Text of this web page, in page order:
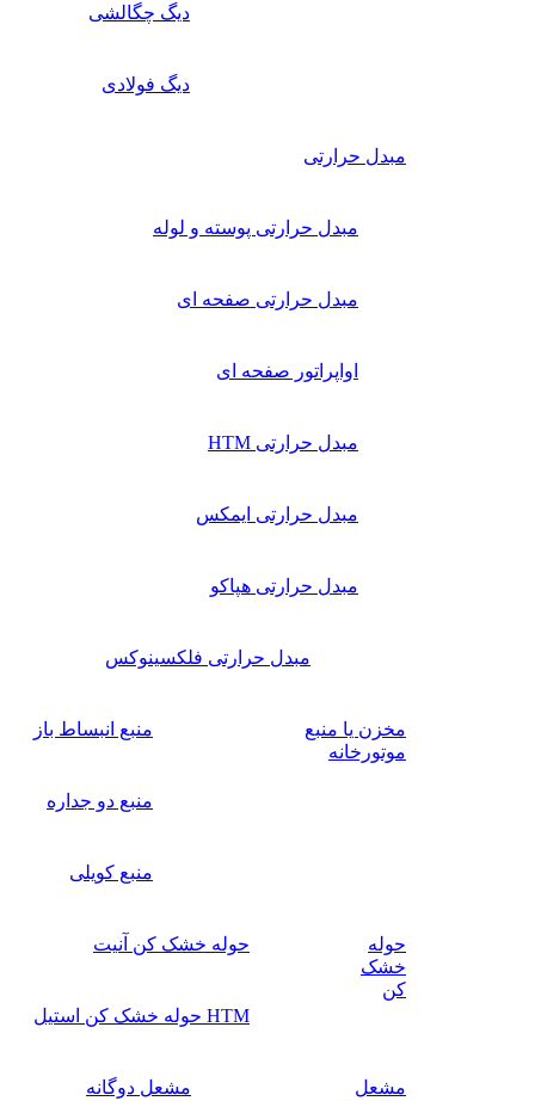
دیگ چگالشی
دیگ فولادی
مبدل حرارتی
مبدل حرارتی پوسته و لوله
مبدل حرارتی صفحه ای
اواپراتور صفحه ای
مبدل حرارتی HTM
مبدل حرارتی ایمکس
مبدل حرارتی هپاکو
مبدل حرارتی فلکسینوکس
مخزن یا منبع
موتورخانه
منبع انبساط باز
منبع دو جداره
منبع کویلی
حوله
خشک
کن
حوله خشک کن آنیت
HTM حوله خشک کن استیل
مشعل
مشعل دوگانه